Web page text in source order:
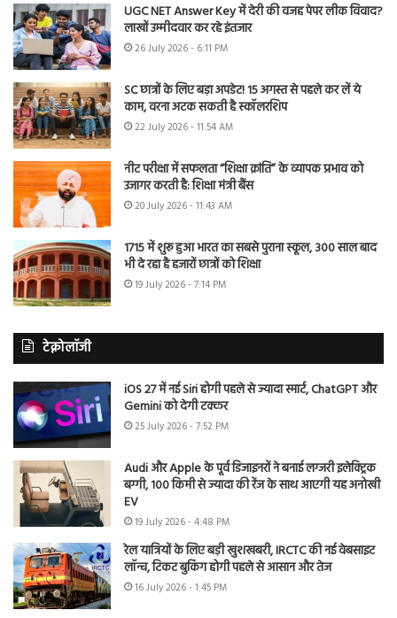
UGC NET Answer Key में देरी की वजह पेपर लीक विवाद?
लाखों उम्मीदवार कर रहे इंतजार
26 July 2026 - 6:11 PM
SC छात्रों के लिए बड़ा अपडेट! 15 अगस्त से पहले कर लें ये
काम, वरना अटक सकती है स्कॉलरशिप
22 July 2026 - 11:54 AM
नीट परीक्षा में सफलता “शिक्षा क्रांति” के व्यापक प्रभाव को
उजागर करती है: शिक्षा मंत्री बैंस
20 July 2026 - 11:43 AM
1715 में शुरू हुआ भारत का सबसे पुराना स्कूल, 300 साल बाद
भी दे रहा है हजारों छात्रों को शिक्षा
19 July 2026 - 7:14 PM
टेक्नोलॉजी
iOS 27 में नई Siri होगी पहले से ज्यादा स्मार्ट, ChatGPT और
Gemini को देगी टक्कर
25 July 2026 - 7:52 PM
Audi और Apple के पूर्व डिजाइनरों ने बनाई लग्जरी इलेक्ट्रिक
बग्गी, 100 किमी से ज्यादा की रेंज के साथ आएगी यह अनोखी
EV
19 July 2026 - 4:48 PM
रेल यात्रियों के लिए बड़ी खुशखबरी, IRCTC की नई वेबसाइट
लॉन्च, टिकट बुकिंग होगी पहले से आसान और तेज
16 July 2026 - 1:45 PM